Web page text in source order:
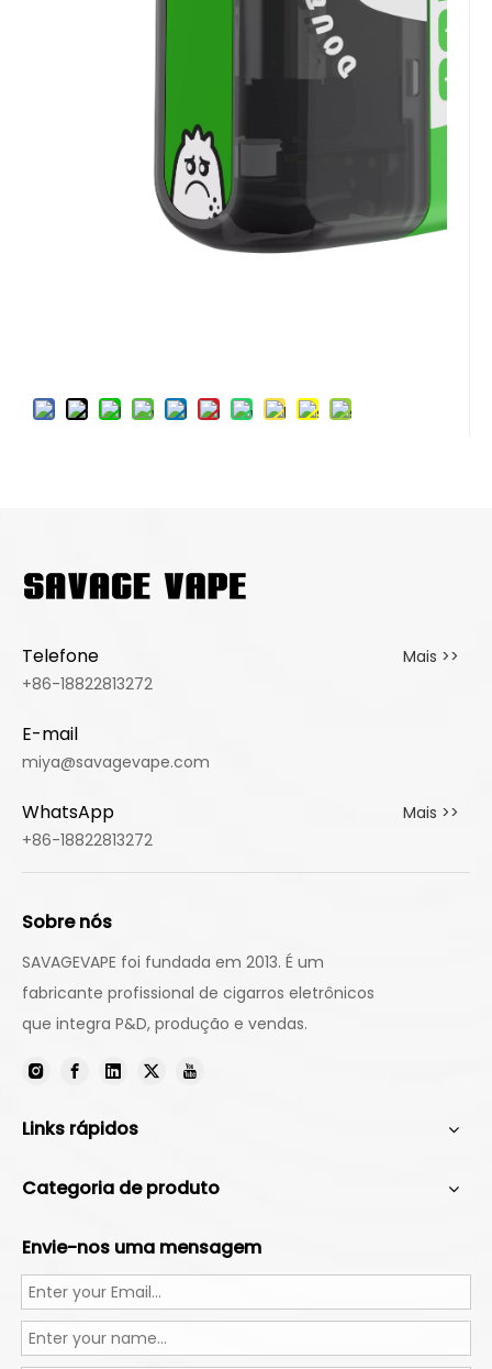
Telefone
Mais >>
+86-18822813272
E-mail
miya@savagevape.com
WhatsApp
Mais >>
+86-18822813272
Sobre nós
SAVAGEVAPE foi fundada em 2013. É um
fabricante profissional de cigarros eletrônicos
que integra P&D, produção e vendas.
Links rápidos
Categoria de produto
Envie-nos uma mensagem